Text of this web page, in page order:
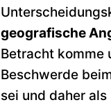
geografische
Betracht komme
Beschwerde
sei und daher